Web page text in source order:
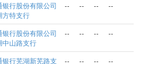
银行股份有限公司
方特支行
-- -- -- --
银行股份有限公司
中山路支行
-- -- -- --
银行芜湖新芜路支
-- -- -- --